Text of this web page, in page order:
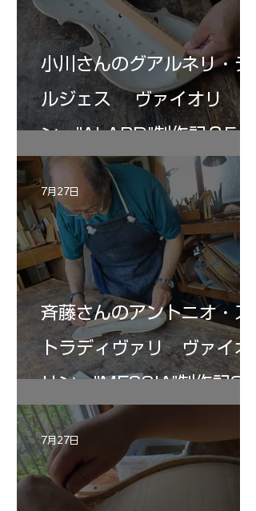
小川さんのグアルネリ・デ
ルジェス ヴァイオリ
ン ”ALARD"制作記３5
斉藤さんのアントニオ・ス
トラディヴァリ ヴァイオ
リン ”MESSIA"制作記33
7月27日
7月27日